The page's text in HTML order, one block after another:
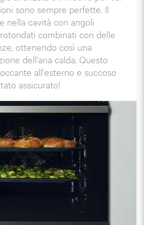
sono sempre perfette. Il
nella cavità con angoli
combinati con delle
ottenendo così una
dell'aria calda. Questo
all'esterno e succoso
assicurato!